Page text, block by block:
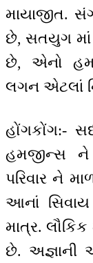
માયાજીત.
છે, સતયુગ માં
છે, એનો
લગન એટલાં
હોંગકોંગ:-
હમજીન્સ ને
પરિવાર ને
આનાં
માત્ર.
છે. અજ્ઞાની